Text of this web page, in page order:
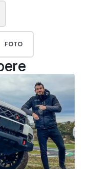
FOTO